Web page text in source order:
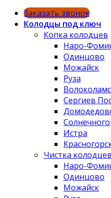
Заказать звонок
Колодцы под ключ
Копка колодцев
Наро-
Одинцово
Можайск
Руза
Сергиев
Истра
Чистка колодцев
Наро-
Одинцово
Можайск